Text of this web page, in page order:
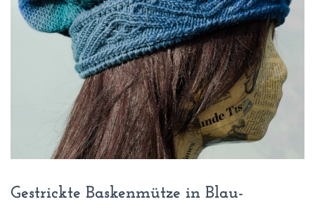
Gestrickte Baskenmütze in Blau-